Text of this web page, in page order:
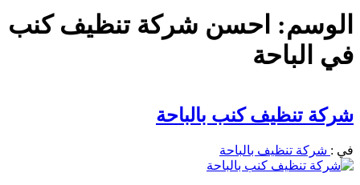
الوسم: احسن شركة تنظيف كنب
في الباحة
شركة تنظيف كنب بالباحة
في : شركة تنظيف بالباحة